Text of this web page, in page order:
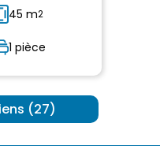
45 m2
1 pièce
(27)